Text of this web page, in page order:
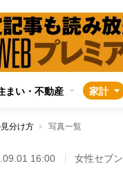
まい・不動産 家計
分け方 写真一覧
16:00 女性セブン